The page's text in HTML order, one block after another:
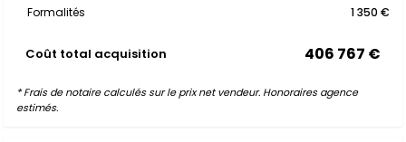
Formalités
1 350 €
Coût total acquisition 406 767 €
* Frais de notaire calculés sur le prix net vendeur. Honoraires agence
estimés.